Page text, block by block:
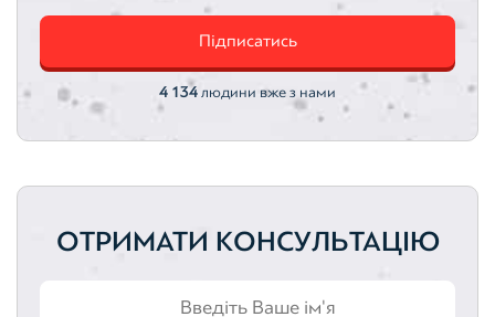
Оцінка акцій Оцінка облігацій
Підписатись
4 134 людини вже з нами
ОТРИМАТИ КОНСУЛЬТАЦІЮ